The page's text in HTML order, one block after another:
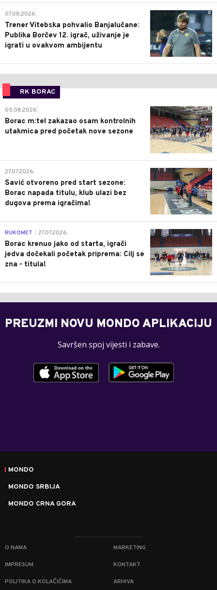
0
07.08.2026.
Trener Vitebska pohvalio Banjalučane:
Publika Borčev 12. igrač, uživanje je
igrati u ovakvom ambijentu
RK BORAC
0
05.08.2026.
Borac m:tel zakazao osam kontrolnih
utakmica pred početak nove sezone
0
27.07.2026.
Savić otvoreno pred start sezone:
Borac napada titulu, klub ulazi bez
dugova prema igračima!
0
RUKOMET 27.07.2026.
Borac krenuo jako od starta, igrači
jedva dočekali početak priprema: Cilj se
zna - titula!
PREUZMI NOVU MONDO APLIKACIJU
Savršen spoj vijesti i zabave.
MONDO
MONDO SRBIJA
MONDO CRNA GORA
O NAMA MARKETING
IMPRESUM KONTAKT
POLITIKA O KOLAČIĆIMA ARHIVA